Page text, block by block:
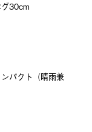
30cm
パクト（晴雨兼